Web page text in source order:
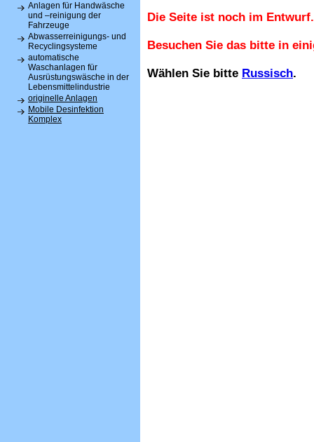
Anlagen für Handwäsche
und –reinigung der
Fahrzeuge
Abwasserreinigungs- und
Recyclingsysteme
automatische
Waschanlagen für
Ausrüstungswäsche in der
Lebensmittelindustrie
originelle Anlagen
Mobile Desinfektion
Komplex
Die Seite ist noch im Entwurf.
Besuchen Sie das bitte in
Wählen Sie bitte Russisch.